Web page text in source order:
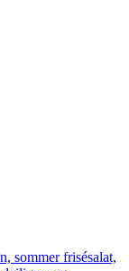
sommer frisésalat,